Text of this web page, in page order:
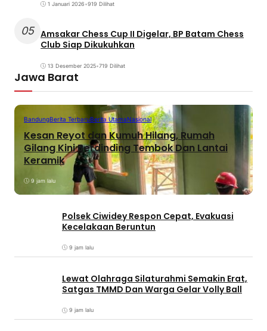
1 Januari 2026•919 Dilihat
05 Amsakar Chess Cup II Digelar, BP Batam Chess
Club Siap Dikukuhkan
13 Desember 2025•719 Dilihat
Jawa Barat
BandungBerita TerbaruBerita UtamaNasional
Kesan Reyot dan Kumuh Hilang, Rumah
Gilang Kini Berdinding Tembok Dan Lantai
Keramik
9 jam lalu
Polsek Ciwidey Respon Cepat, Evakuasi
Kecelakaan Beruntun
9 jam lalu
Lewat Olahraga Silaturahmi Semakin Erat,
Satgas TMMD Dan Warga Gelar Volly Ball
9 jam lalu